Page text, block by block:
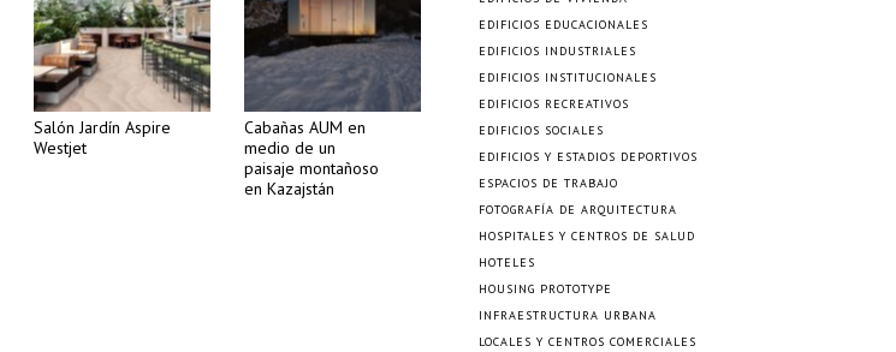
Salón Jardín Aspire
Westjet
Cabañas AUM en
medio de un
paisaje montañoso
en Kazajstán
EDIFICIOS EDUCACIONALES
EDIFICIOS INDUSTRIALES
EDIFICIOS INSTITUCIONALES
EDIFICIOS RECREATIVOS
EDIFICIOS SOCIALES
EDIFICIOS Y ESTADIOS DEPORTIVOS
ESPACIOS DE TRABAJO
FOTOGRAFÍA DE ARQUITECTURA
HOSPITALES Y CENTROS DE SALUD
HOTELES
HOUSING PROTOTYPE
INFRAESTRUCTURA URBANA
LOCALES Y CENTROS COMERCIALES